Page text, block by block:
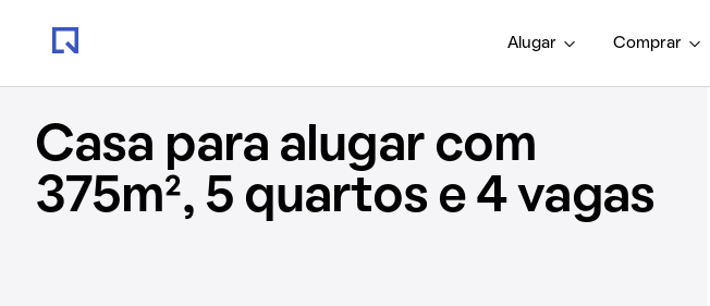
Alugar Comprar
Casa para alugar com
375m², 5 quartos e 4 vagas